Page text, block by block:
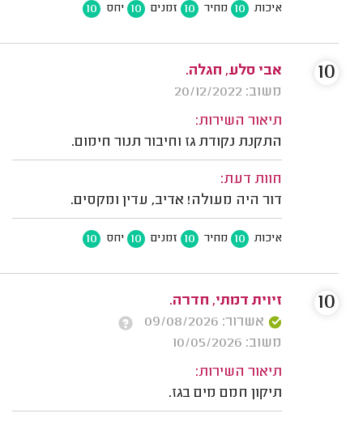
איכות 10 מחיר 10 זמנים 10 יחס 10
אבי סלע, חגלה.
משוב: 20/12/2022
תיאור השירות:
התקנת נקודת גז וחיבור תנור חימום.
חוות דעת:
דור היה מעולה! אדיב, עדין ומקסים.
איכות 10 מחיר 10 זמנים 10 יחס 10
10
זיוית דמתי, חדרה.
אשרור: 09/08/2026
משוב: 10/05/2026
תיאור השירות:
תיקון חמם מים בגז.
10